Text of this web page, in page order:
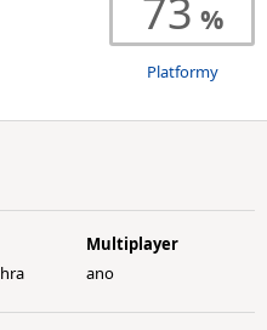
73
Platformy
Multiplayer
ano